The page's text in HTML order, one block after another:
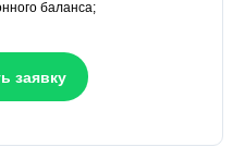
баланса;
заявку